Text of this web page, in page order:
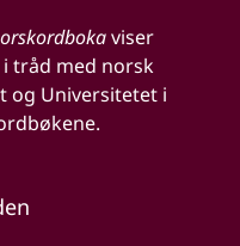
viser
tråd med norsk
og Universitetet i